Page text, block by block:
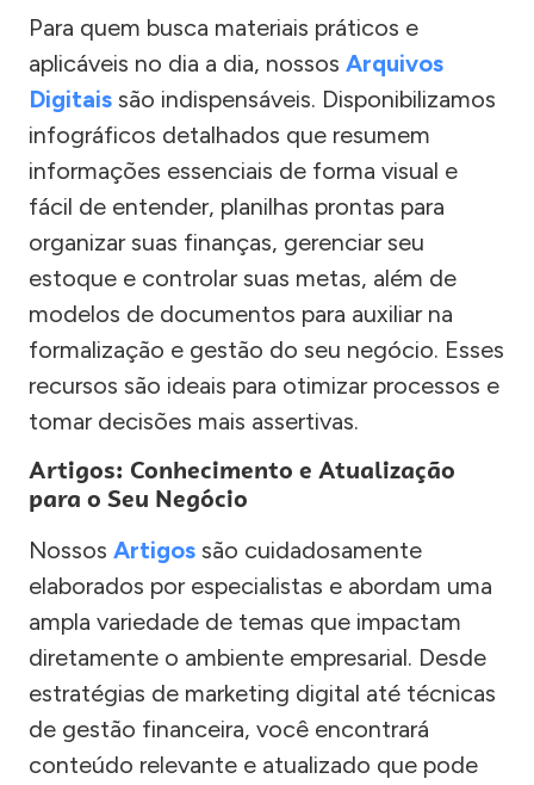
Para quem busca materiais práticos e
aplicáveis no dia a dia, nossos Arquivos
Digitais são indispensáveis. Disponibilizamos
infográficos detalhados que resumem
informações essenciais de forma visual e
fácil de entender, planilhas prontas para
organizar suas finanças, gerenciar seu
estoque e controlar suas metas, além de
modelos de documentos para auxiliar na
formalização e gestão do seu negócio. Esses
recursos são ideais para otimizar processos e
tomar decisões mais assertivas.
Artigos: Conhecimento e Atualização
para o Seu Negócio
Nossos Artigos são cuidadosamente
elaborados por especialistas e abordam uma
ampla variedade de temas que impactam
diretamente o ambiente empresarial. Desde
estratégias de marketing digital até técnicas
de gestão financeira, você encontrará
conteúdo relevante e atualizado que pode